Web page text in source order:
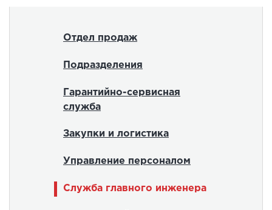
Отдел продаж
Подразделения
Гарантийно-сервисная
служба
Закупки и логистика
Управление персоналом
Служба главного инженера